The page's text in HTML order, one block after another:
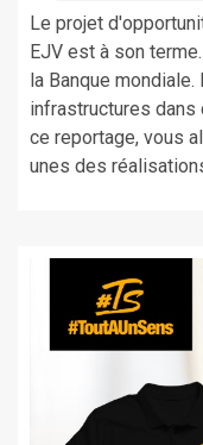
Le projet
EJV est à son
la Banque
infrastructures dans
ce reportage, vous
unes des